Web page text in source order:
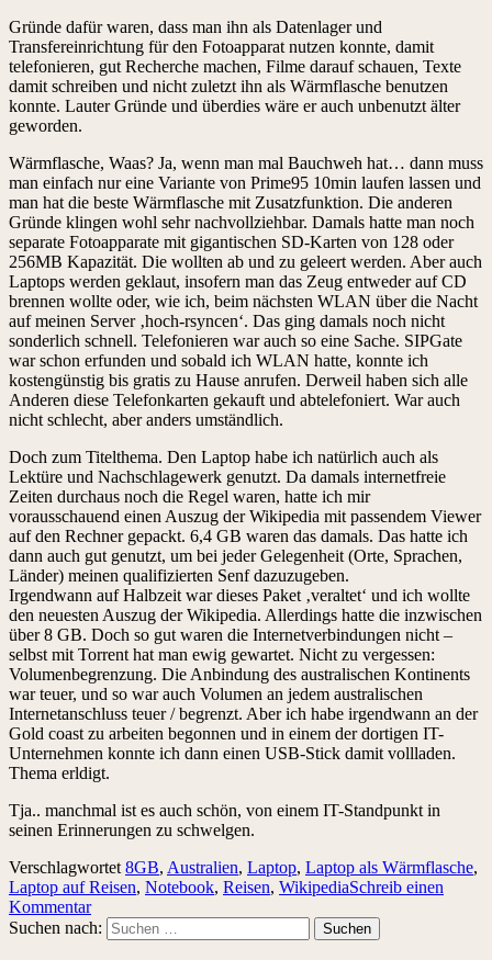
Gründe dafür waren, dass man ihn als Datenlager und
Transfereinrichtung für den Fotoapparat nutzen konnte, damit
telefonieren, gut Recherche machen, Filme darauf schauen, Texte
damit schreiben und nicht zuletzt ihn als Wärmflasche benutzen
konnte. Lauter Gründe und überdies wäre er auch unbenutzt älter
geworden.
Wärmflasche, Waas? Ja, wenn man mal Bauchweh hat… dann muss
man einfach nur eine Variante von Prime95 10min laufen lassen und
man hat die beste Wärmflasche mit Zusatzfunktion. Die anderen
Gründe klingen wohl sehr nachvollziehbar. Damals hatte man noch
separate Fotoapparate mit gigantischen SD-Karten von 128 oder
256MB Kapazität. Die wollten ab und zu geleert werden. Aber auch
Laptops werden geklaut, insofern man das Zeug entweder auf CD
brennen wollte oder, wie ich, beim nächsten WLAN über die Nacht
auf meinen Server ‚hoch-rsyncen‘. Das ging damals noch nicht
sonderlich schnell. Telefonieren war auch so eine Sache. SIPGate
war schon erfunden und sobald ich WLAN hatte, konnte ich
kostengünstig bis gratis zu Hause anrufen. Derweil haben sich alle
Anderen diese Telefonkarten gekauft und abtelefoniert. War auch
nicht schlecht, aber anders umständlich.
Doch zum Titelthema. Den Laptop habe ich natürlich auch als
Lektüre und Nachschlagewerk genutzt. Da damals internetfreie
Zeiten durchaus noch die Regel waren, hatte ich mir
vorausschauend einen Auszug der Wikipedia mit passendem Viewer
auf den Rechner gepackt. 6,4 GB waren das damals. Das hatte ich
dann auch gut genutzt, um bei jeder Gelegenheit (Orte, Sprachen,
Länder) meinen qualifizierten Senf dazuzugeben.
Irgendwann auf Halbzeit war dieses Paket ‚veraltet‘ und ich wollte
den neuesten Auszug der Wikipedia. Allerdings hatte die inzwischen
über 8 GB. Doch so gut waren die Internetverbindungen nicht –
selbst mit Torrent hat man ewig gewartet. Nicht zu vergessen:
Volumenbegrenzung. Die Anbindung des australischen Kontinents
war teuer, und so war auch Volumen an jedem australischen
Internetanschluss teuer / begrenzt. Aber ich habe irgendwann an der
Gold coast zu arbeiten begonnen und in einem der dortigen IT-
Unternehmen konnte ich dann einen USB-Stick damit vollladen.
Thema erldigt.
Tja.. manchmal ist es auch schön, von einem IT-Standpunkt in
seinen Erinnerungen zu schwelgen.
Verschlagwortet 8GB, Australien, Laptop, Laptop als Wärmflasche,
Laptop auf Reisen, Notebook, Reisen, WikipediaSchreib einen
Kommentar
Suchen nach: